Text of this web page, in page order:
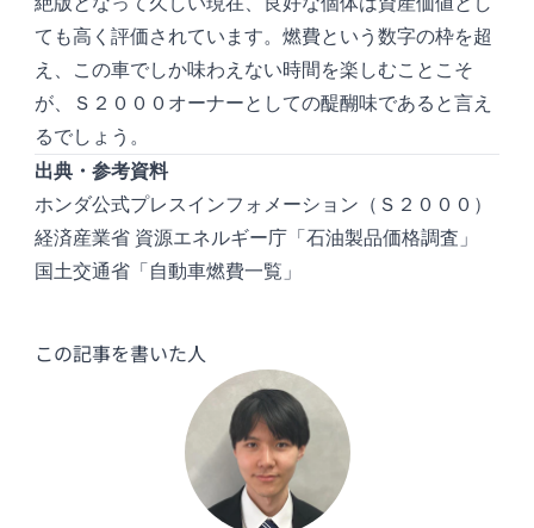
ても高く評価されています。燃費という数字の枠を超
え、この車でしか味わえない時間を楽しむことこそ
が、Ｓ２０００オーナーとしての醍醐味であると言え
るでしょう。
出典・参考資料
ホンダ公式プレスインフォメーション（Ｓ２０００）
経済産業省 資源エネルギー庁「石油製品価格調査」
国土交通省「自動車燃費一覧」
この記事を書いた人